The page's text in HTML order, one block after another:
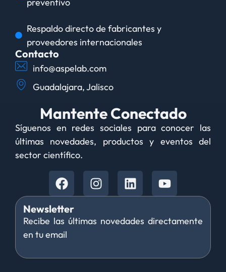
preventivo
Respaldo directo de fabricantes y
proveedores internacionales
Contacto
info@aspelab.com
Guadalajara, Jalisco
Mantente Conectado
Síguenos en redes sociales para conocer las
últimas novedades, productos y eventos del
sector científico.
Newsletter
Recibe las últimas novedades directamente
en tu email